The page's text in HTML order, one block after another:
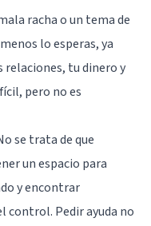
racha o un tema de
lo esperas, ya
tu dinero y
pero no es
se trata de que
un espacio para
y encontrar
control. Pedir ayuda no